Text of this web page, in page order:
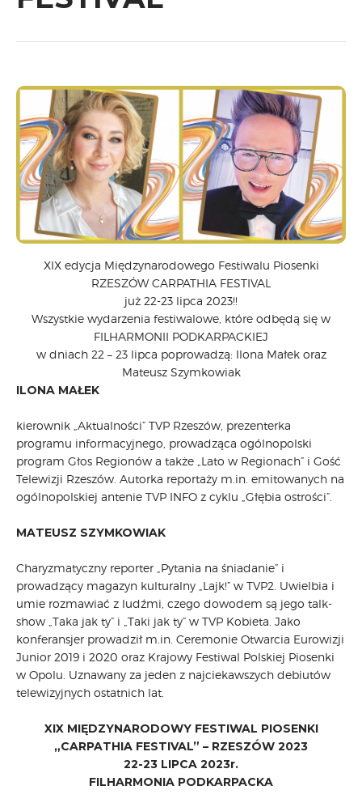
FESTIWAL PATRIOTYCZNY
PŁYTY CD
MULTIMEDIA
MUZYKA
VIDEO
GALERIA
WARSZTATY
ZGŁOŚ UDZIAŁ
KONTAKT
XIX edycja Międzynarodowego Festiwalu Piosenki
RZESZÓW CARPATHIA FESTIVAL
już 22-23 lipca 2023!!
Wszystkie wydarzenia festiwalowe, które odbędą się w
FILHARMONII PODKARPACKIEJ
w dniach 22 – 23 lipca poprowadzą: Ilona Małek oraz
Mateusz Szymkowiak
ILONA MAŁEK
kierownik „Aktualności” TVP Rzeszów, prezenterka
programu informacyjnego, prowadząca ogólnopolski
program Głos Regionów a także „Lato w Regionach” i Gość
Telewizji Rzeszów. Autorka reportaży m.in. emitowanych na
ogólnopolskiej antenie TVP INFO z cyklu „Głębia ostrości”.
MATEUSZ SZYMKOWIAK
Charyzmatyczny reporter „Pytania na śniadanie” i
prowadzący magazyn kulturalny „Lajk!” w TVP2. Uwielbia i
umie rozmawiać z ludźmi, czego dowodem są jego talk-
show „Taka jak ty” i „Taki jak ty” w TVP Kobieta. Jako
konferansjer prowadził m.in. Ceremonie Otwarcia Eurowizji
Junior 2019 i 2020 oraz Krajowy Festiwal Polskiej Piosenki
w Opolu. Uznawany za jeden z najciekawszych debiutów
telewizyjnych ostatnich lat.
XIX MIĘDZYNARODOWY FESTIWAL PIOSENKI
„CARPATHIA FESTIVAL” – RZESZÓW 2023
22-23 LIPCA 2023r.
FILHARMONIA PODKARPACKA